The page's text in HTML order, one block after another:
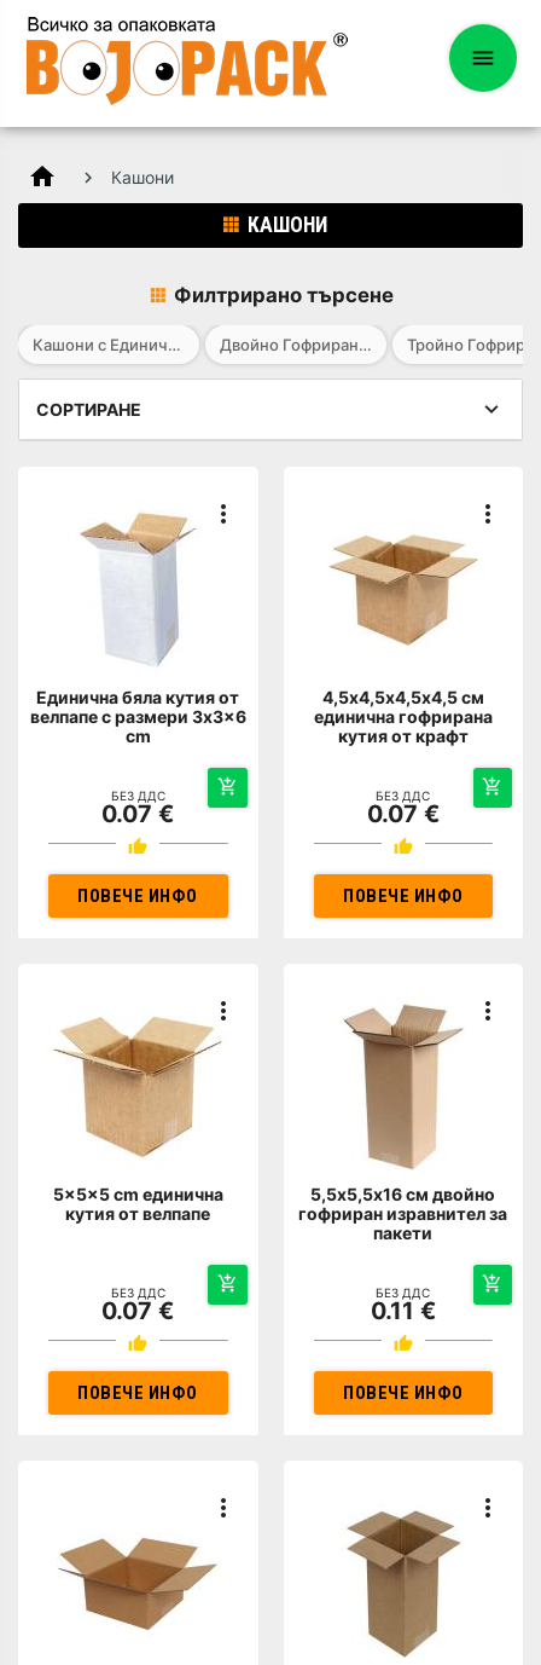
home Кашони
КАШОНИ
Филтрирано търсене
Кашони с Единичен Гофър Двойно Гофрирани Кашони
СОРТИРАНЕ
Единична бяла кутия от
велпапе с размери 3x3x6
cm
БЕЗ ДДС
0.07 €
ПОВЕЧЕ ИНФО
4,5х4,5х4,5х4,5 см
единична гофрирана
кутия от крафт
БЕЗ ДДС
0.07 €
ПОВЕЧЕ ИНФО
5x5x5 cm единична
кутия от велпапе
БЕЗ ДДС
0.07 €
ПОВЕЧЕ ИНФО
5,5х5,5х16 см двойно
гофриран изравнител за
пакети
БЕЗ ДДС
0.11 €
ПОВЕЧЕ ИНФО